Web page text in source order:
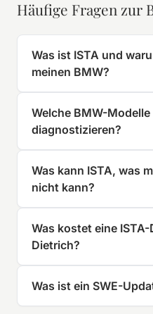
Häufige Fragen zur
Was ist ISTA und
meinen BMW?
Welche BMW-Modelle
diagnostizieren?
Was kann ISTA, was
nicht kann?
Was kostet eine
Dietrich?
Was ist ein SWE-